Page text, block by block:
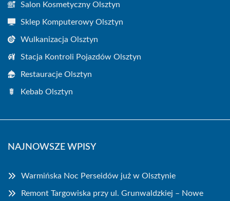
Salon Kosmetyczny Olsztyn
Sklep Komputerowy Olsztyn
Wulkanizacja Olsztyn
Stacja Kontroli Pojazdów Olsztyn
Restauracje Olsztyn
Kebab Olsztyn
NAJNOWSZE WPISY
Warmińska Noc Perseidów już w Olsztynie
Remont Targowiska przy ul. Grunwaldzkiej – Nowe